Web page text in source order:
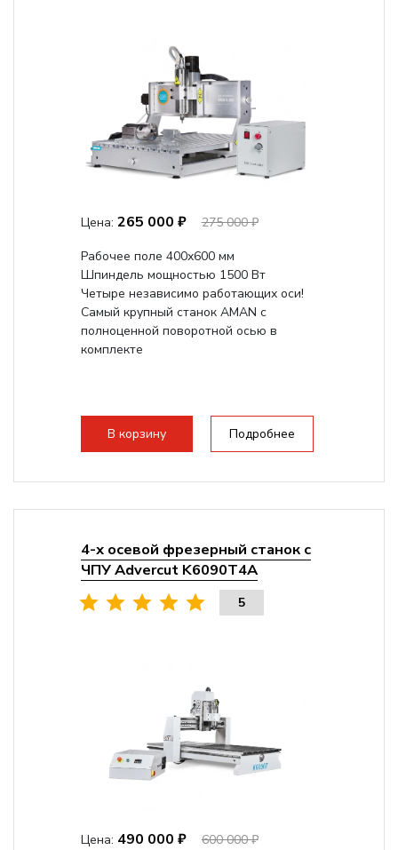
Цена: 265 000 ₽
275 000 ₽
Рабочее поле 400х600 мм
Шпиндель мощностью 1500 Вт
Четыре независимо работающих оси!
Самый крупный станок AMAN с
полноценной поворотной осью в
комплекте
В корзину Подробнее
4-х осевой фрезерный станок с
ЧПУ Advercut K6090T4A
5
Цена: 490 000 ₽
600 000 ₽